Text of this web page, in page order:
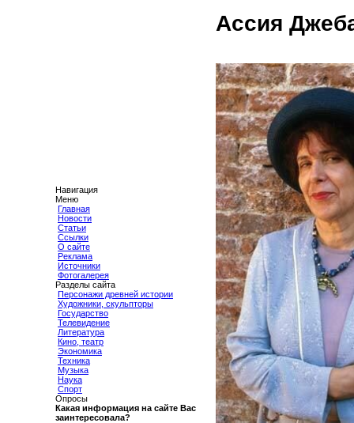
Навигация
Меню
Главная
Новости
Статьи
Ссылки
О сайте
Реклама
Источники
Фотогалерея
Разделы сайта
Персонажи древней истории
Художники, скульпторы
Государство
Телевидение
Литература
Кино, театр
Экономика
Техника
Музыка
Наука
Спорт
Опросы
Какая информация на сайте Вас
заинтересовала?
Ассия